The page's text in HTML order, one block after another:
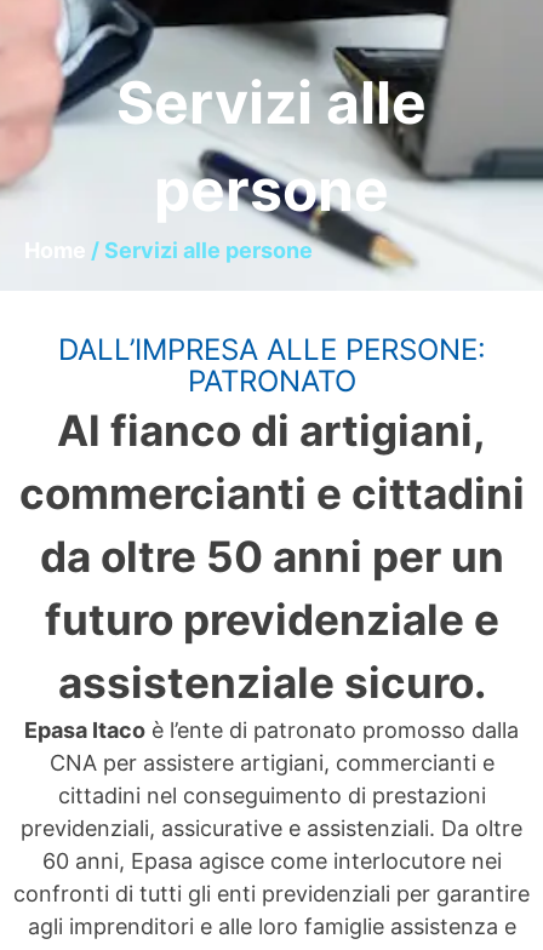
Servizi alle
persone
/ Servizi alle persone
DALL’IMPRESA ALLE PERSONE:
PATRONATO
Al fianco di artigiani,
commercianti e cittadini
da oltre 50 anni per un
futuro previdenziale e
assistenziale sicuro.
Epasa Itaco è l’ente di patronato promosso dalla
CNA per assistere artigiani, commercianti e
cittadini nel conseguimento di prestazioni
previdenziali, assicurative e assistenziali. Da oltre
60 anni, Epasa agisce come interlocutore nei
confronti di tutti gli enti previdenziali per garantire
agli imprenditori e alle loro famiglie assistenza e